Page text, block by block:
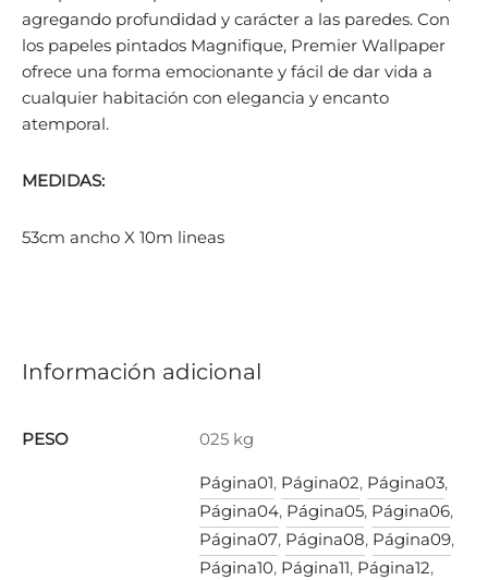
agregando profundidad y carácter a las paredes. Con
los papeles pintados Magnifique, Premier Wallpaper
ofrece una forma emocionante y fácil de dar vida a
cualquier habitación con elegancia y encanto
atemporal.
MEDIDAS:
53cm ancho X 10m lineas
Información adicional
PESO 025 kg
Página01, Página02, Página03,
Página04, Página05, Página06,
Página07, Página08, Página09,
Página10, Página11, Página12,